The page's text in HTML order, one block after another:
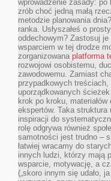
wprowadzenie zasady:
zrób choć jedną małą
metodzie planowania
ranka. Usłyszałeś o
oddechowym? Zastosuj
wsparciem w tej drodze
zorganizowana platforma
rozwojowi osobistemu,
zawodowemu. Zamiast
przypadkowych
uporządkowanych
krok po kroku,
ekspertów. Taka struktura
inspiracji do
rolę odgrywa również
samotności jest trudno –
łatwiej wracamy do
innych ludzi, którzy mają
wsparcie, motywację, a
(„skoro innym się udało,